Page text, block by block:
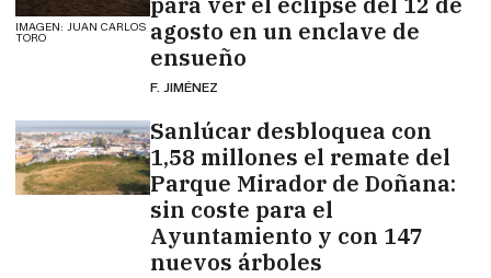
IMAGEN: JUAN CARLOS
TORO
agosto en un enclave de
ensueño
F. JIMÉNEZ
Sanlúcar desbloquea con
1,58 millones el remate del
Parque Mirador de Doñana:
sin coste para el
Ayuntamiento y con 147
nuevos árboles